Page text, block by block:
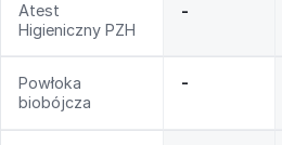
Atest
Higieniczny PZH
-
Powłoka
biobójcza
-